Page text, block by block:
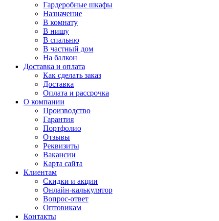
Гардеробные шкафы
Назначение
В комнату
В нишу
В спальню
В частный дом
На балкон
Доставка и оплата
Как сделать заказ
Доставка
Оплата и рассрочка
О компании
Производство
Гарантия
Портфолио
Отзывы
Реквизиты
Вакансии
Карта сайта
Клиентам
Скидки и акции
Онлайн-калькулятор
Вопрос-ответ
Оптовикам
Контакты